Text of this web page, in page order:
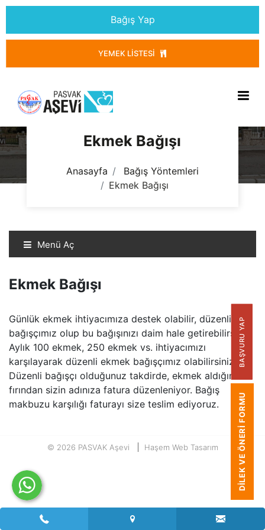
Bağış Yap
YEMEK LISTESI
DILEK VE ÖNERI FORMU
BAŞVURU YAP
Ekmek Bağışı
Anasayfa
Bağış Yöntemleri
Ekmek Bağışı
Menü Aç
Ekmek Bağışı
Günlük ekmek ihtiyacımıza destek olabilir, düzenli
bağışçımız olup bu bağışınızı daim hale getirebilirsiniz.
Aylık 100 ekmek, 250 ekmek vs. ihtiyacımızı
karşılayarak düzenli ekmek bağışçımız olabilirsiniz.
Düzenli bağışçı olduğunuz takdirde, ekmek aldığımız
fırından sizin adınıza fatura düzenleniyor. Bağış
makbuzu karşılığı faturayı size teslim ediyoruz.
© 2026 PASVAK Aşevi Haşem Web Tasarım